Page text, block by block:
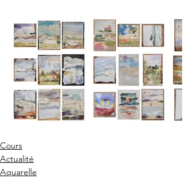
Cours
Actualité
Aquarelle